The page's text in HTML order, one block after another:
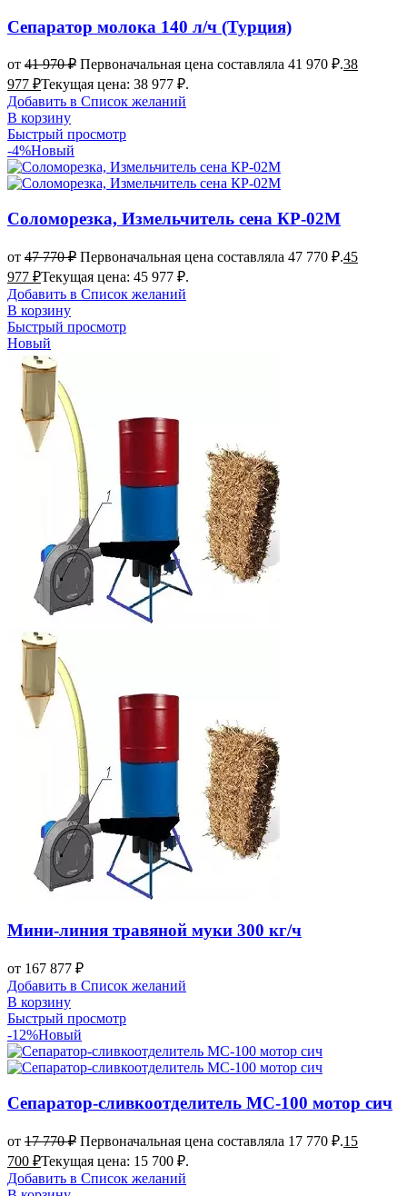
Сепаратор молока 140 л/ч (Турция)
от 41 970₽ Первоначальная цена составляла 41 970 ₽.38
977 ₽Текущая цена: 38 977 ₽.
Добавить в Список желаний
В корзину
Быстрый просмотр
-4%Новый
Соломорезка, Измельчитель сена КР-02М
от 47 770₽ Первоначальная цена составляла 47 770 ₽.45
977 ₽Текущая цена: 45 977 ₽.
Добавить в Список желаний
В корзину
Быстрый просмотр
Новый
Мини-линия травяной муки 300 кг/ч
от 167 877 ₽
Добавить в Список желаний
В корзину
Быстрый просмотр
-12%Новый
Сепаратор-сливкоотделитель МС-100 мотор сич
от 17 770₽ Первоначальная цена составляла 17 770 ₽.15
700 ₽Текущая цена: 15 700 ₽.
Добавить в Список желаний